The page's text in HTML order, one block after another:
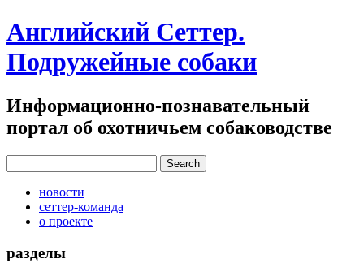
Английский Сеттер.
Подружейные собаки
Информационно-познавательный
портал об охотничьем собаководстве
новости
сеттер-команда
о проекте
разделы